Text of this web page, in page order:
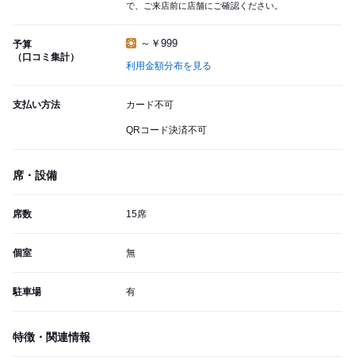
で、ご来店前に店舗にご確認ください。
予算
（口コミ集計）
～￥999
利用金額分布を見る
支払い方法 カード不可
QRコード決済不可
席・設備
席数 15席
個室 無
駐車場 有
特徴・関連情報